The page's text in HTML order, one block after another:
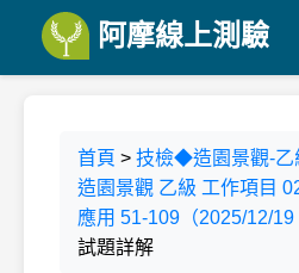
阿摩線上測驗
首頁 > 技檢◆造園景觀-乙
造園景觀 乙級 工作項目
應用 51-109（2025/12/
試題詳解